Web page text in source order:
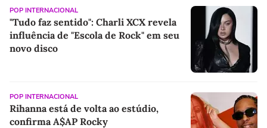
POP INTERNACIONAL
"Tudo faz sentido": Charli XCX revela
influência de "Escola de Rock" em seu
novo disco
POP INTERNACIONAL
Rihanna está de volta ao estúdio,
confirma A$AP Rocky